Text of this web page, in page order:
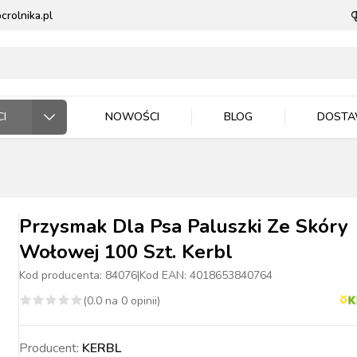
WIADRA,
PIES KOT PTAKI
MASZYNKI DO
NAWOZY ZIEMIA I PODŁOŻA
BYDŁO TRZODA DRÓB
BYDŁO TRZODA DRÓB
NOWOŚCI BLOG
Przysmak Dla Psa Paluszki Ze Skóry
Wołowej 100 Szt. Kerbl
Kod producenta: 84076|Kod EAN: 4018653840764
(0.0 na 0 opinii)
Producent: KERBL